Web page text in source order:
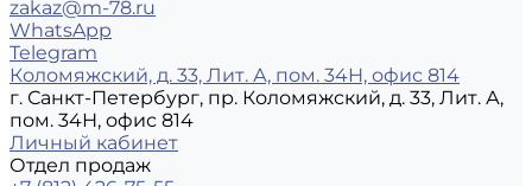
zakaz@m-78.ru
WhatsApp
Telegram
Коломяжский, д. 33, Лит. А, пом. 34Н, офис 814
г. Санкт-Петербург, пр. Коломяжский, д. 33, Лит. А,
пом. 34Н, офис 814
Личный кабинет
Отдел продаж